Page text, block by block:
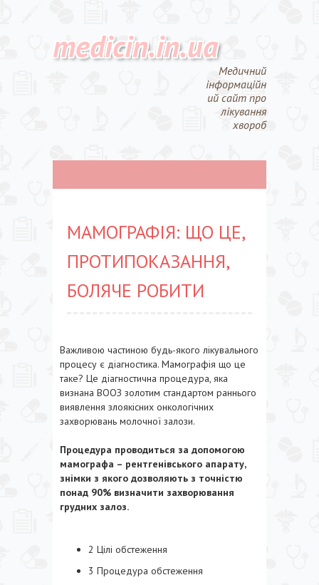
medicin.in.ua
Медичний
інформаційн
ий сайт про
лікування
хвороб
МАМОГРАФІЯ: ЩО ЦЕ,
ПРОТИПОКАЗАННЯ,
БОЛЯЧЕ РОБИТИ
Важливою частиною будь-якого лікувального
процесу є діагностика. Мамографія що це
таке? Це діагностична процедура, яка
визнана ВООЗ золотим стандартом раннього
виявлення злоякісних онкологічних
захворювань молочної залози.
Процедура проводиться за допомогою
мамографа – рентгенівського апарату,
знімки з якого дозволяють з точністю
понад 90% визначити захворювання
грудних залоз.
2 Цілі обстеження
3 Процедура обстеження